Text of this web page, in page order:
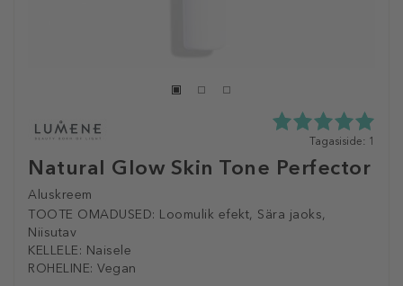
Natural Glow Skin Tone Perfector
Aluskreem
TOOTE OMADUSED: Loomulik efekt, Sära jaoks,
Niisutav
KELLELE: Naisele
ROHELINE: Vegan
5.0
5st
Tagasiside: 1